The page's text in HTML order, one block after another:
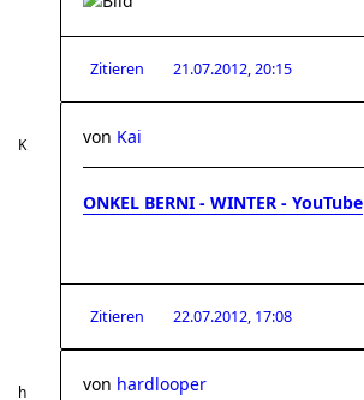
Zitieren 21.07.2012, 20:15
von Kai
ONKEL BERNI - WINTER - YouTube
Zitieren 22.07.2012, 17:08
von hardlooper